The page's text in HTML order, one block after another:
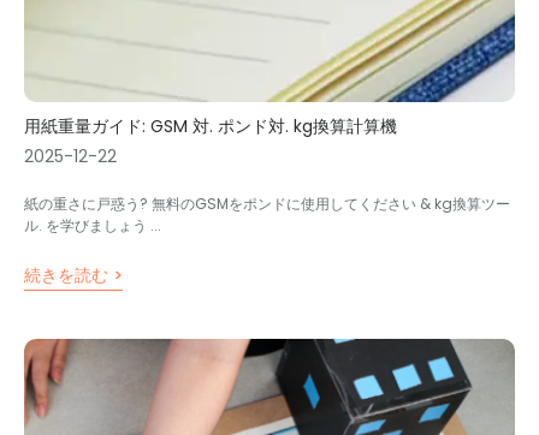
用紙重量ガイド: GSM 対. ポンド対. kg換算計算機
2025-12-22
紙の重さに戸惑う? 無料のGSMをポンドに使用してください & kg換算ツー
ル. を学びましょう ...
続きを読む >